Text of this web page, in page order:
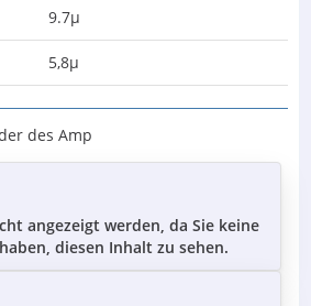
9.7µ
5,8µ
des Amp
angezeigt werden, da Sie keine
diesen Inhalt zu sehen.